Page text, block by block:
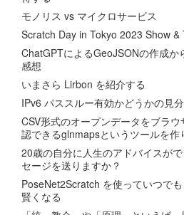
モノリス vs マイクロサービス
Scratch Day in Tokyo 2023 Show &
ChatGPTによるGeoJSONの作成か
感想
いまさら Lirbon を紹介する
IPv6 パススルー有効かどうかの見
CSV形式のオープンデータをブラ
認できるglnmapsというツールを作
20歳の自分に人生のアドバイスが
セージを送りますか？
PoseNet2Scratch を使っていつで
賢くなる